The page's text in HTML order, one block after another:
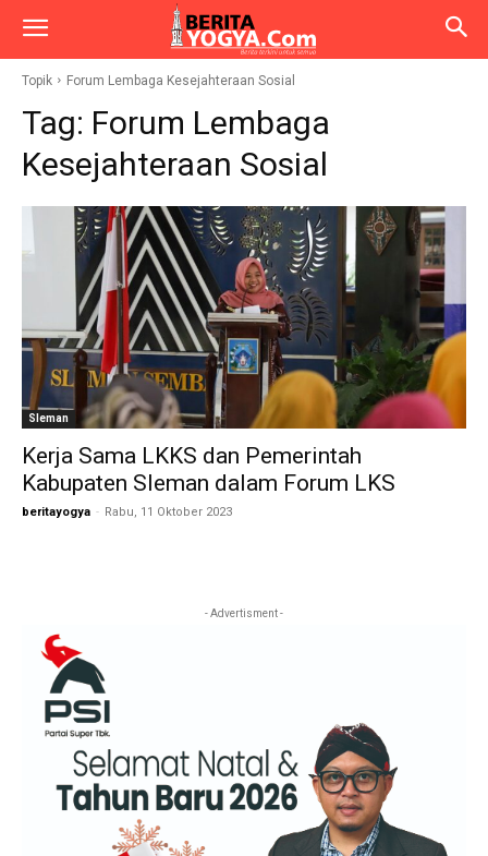
Topik Forum Lembaga Kesejahteraan Sosial
Tag: Forum Lembaga
Kesejahteraan Sosial
Sleman
Kerja Sama LKKS dan Pemerintah
Kabupaten Sleman dalam Forum LKS
beritayogya - Rabu, 11 Oktober 2023
- Advertisment -